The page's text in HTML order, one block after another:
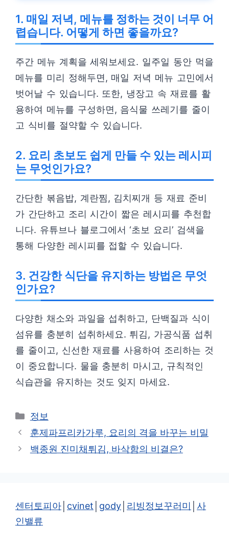
1. 매일 저녁, 메뉴를 정하는 것이 너무 어
렵습니다. 어떻게 하면 좋을까요?
주간 메뉴 계획을 세워보세요. 일주일 동안 먹을
메뉴를 미리 정해두면, 매일 저녁 메뉴 고민에서
벗어날 수 있습니다. 또한, 냉장고 속 재료를 활
용하여 메뉴를 구성하면, 음식물 쓰레기를 줄이
고 식비를 절약할 수 있습니다.
2. 요리 초보도 쉽게 만들 수 있는 레시피
는 무엇인가요?
간단한 볶음밥, 계란찜, 김치찌개 등 재료 준비
가 간단하고 조리 시간이 짧은 레시피를 추천합
니다. 유튜브나 블로그에서 ‘초보 요리’ 검색을
통해 다양한 레시피를 접할 수 있습니다.
3. 건강한 식단을 유지하는 방법은 무엇
인가요?
다양한 채소와 과일을 섭취하고, 단백질과 식이
섬유를 충분히 섭취하세요. 튀김, 가공식품 섭취
를 줄이고, 신선한 재료를 사용하여 조리하는 것
이 중요합니다. 물을 충분히 마시고, 규칙적인
식습관을 유지하는 것도 잊지 마세요.
카
테
리
정보
훈제파프리카가루, 요리의 격을 바꾸는 비밀
백종원 진미채튀김, 바삭함의 비결은?
센터토피아 cvinet gody 리빙정보꾸러미
사
인밸류